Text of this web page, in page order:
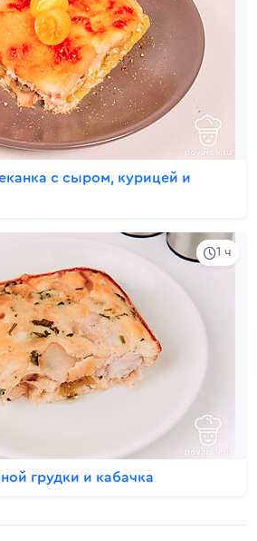
с сыром, курицей и
1 ч
грудки и кабачка